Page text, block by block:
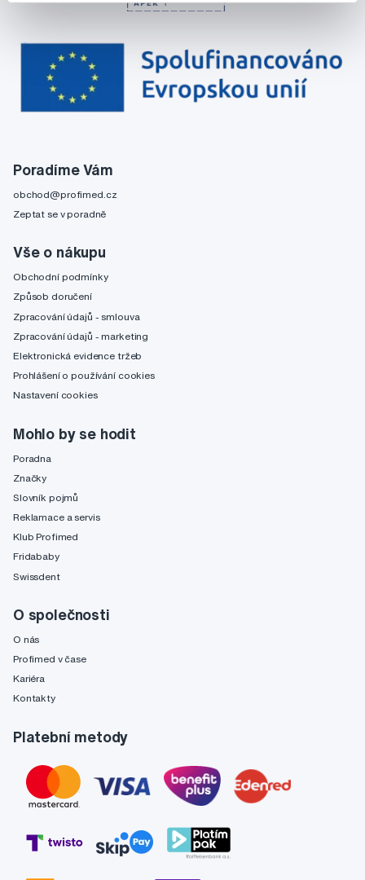
Poradíme Vám
obchod@profimed.cz
Zeptat se v poradně
Vše o nákupu
Obchodní podmínky
Způsob doručení
Zpracování údajů - smlouva
Zpracování údajů - marketing
Elektronická evidence tržeb
Prohlášení o používání cookies
Nastavení cookies
Mohlo by se hodit
Poradna
Značky
Slovník pojmů
Reklamace a servis
Klub Profimed
Fridababy
Swissdent
O společnosti
O nás
Profimed v čase
Kariéra
Kontakty
Platební metody